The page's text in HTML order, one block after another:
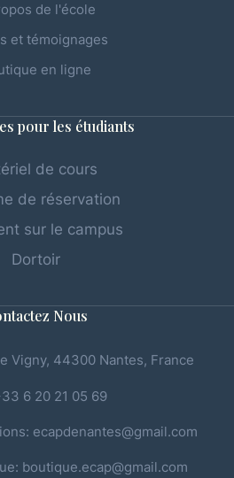
de l'école
et témoignages
en ligne
pour les étudiants
de cours
de réservation
sur le campus
Dortoir
Nous
Vigny, 44300 Nantes, France
6 20 21 05 69
ecapdenantes@gmail.com
boutique.ecap@gmail.com